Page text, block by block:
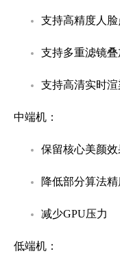
支持高精度人脸
支持多重滤镜叠
支持高清实时渲
中端机：
保留核心美颜效
降低部分算法
减少GPU压力
低端机：